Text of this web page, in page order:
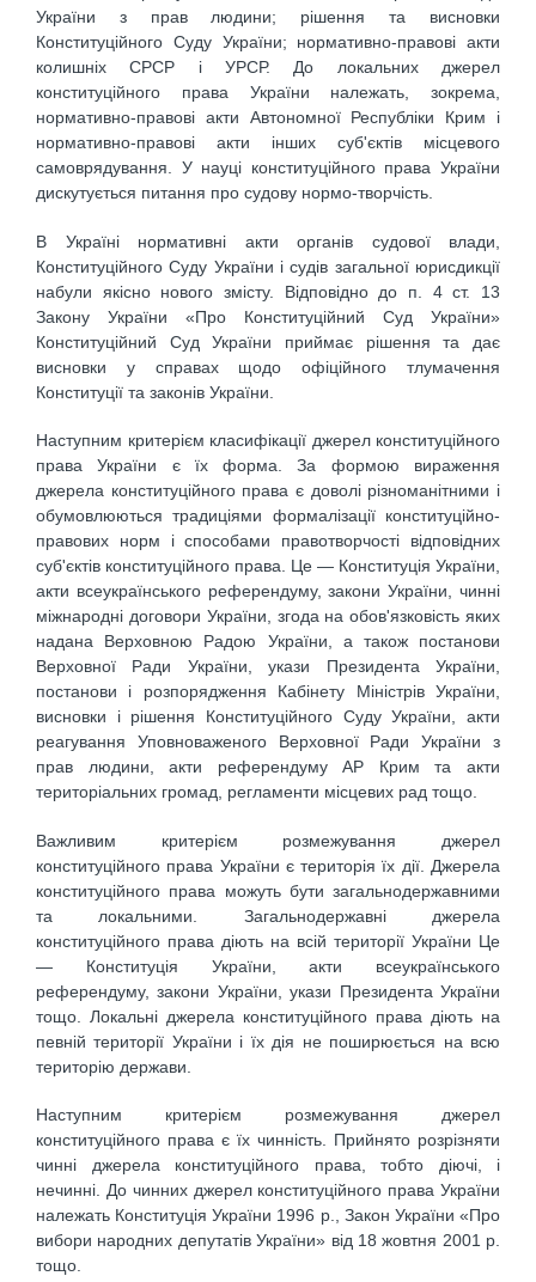
України з прав людини; рішення та висновки
Конституційного Суду України; нормативно-правові акти
колишніх СРСР і УРСР. До локальних джерел
конституційного права України належать, зокрема,
нормативно-правові акти Автономної Республіки Крим і
нормативно-правові акти інших суб'єктів місцевого
самоврядування. У науці конституційного права України
дискутується питання про судову нормо-творчість.
В Україні нормативні акти органів судової влади,
Конституційного Суду України і судів загальної юрисдикції
набули якісно нового змісту. Відповідно до п. 4 ст. 13
Закону України «Про Конституційний Суд України»
Конституційний Суд України приймає рішення та дає
висновки у справах щодо офіційного тлумачення
Конституції та законів України.
Наступним критерієм класифікації джерел конституційного
права України є їх форма. За формою вираження
джерела конституційного права є доволі різноманітними і
обумовлюються традиціями формалізації конституційно-
правових норм і способами правотворчості відповідних
суб'єктів конституційного права. Це — Конституція України,
акти всеукраїнського референдуму, закони України, чинні
міжнародні договори України, згода на обов'язковість яких
надана Верховною Радою України, а також постанови
Верховної Ради України, укази Президента України,
постанови і розпорядження Кабінету Міністрів України,
висновки і рішення Конституційного Суду України, акти
реагування Уповноваженого Верховної Ради України з
прав людини, акти референдуму АР Крим та акти
територіальних громад, регламенти місцевих рад тощо.
Важливим критерієм розмежування джерел
конституційного права України є територія їх дії. Джерела
конституційного права можуть бути загальнодержавними
та локальними. Загальнодержавні джерела
конституційного права діють на всій території України Це
— Конституція України, акти всеукраїнського
референдуму, закони України, укази Президента України
тощо. Локальні джерела конституційного права діють на
певній території України і їх дія не поширюється на всю
територію держави.
Наступним критерієм розмежування джерел
конституційного права є їх чинність. Прийнято розрізняти
чинні джерела конституційного права, тобто діючі, і
нечинні. До чинних джерел конституційного права України
належать Конституція України 1996 р., Закон України «Про
вибори народних депутатів України» від 18 жовтня 2001 р.
тощо.